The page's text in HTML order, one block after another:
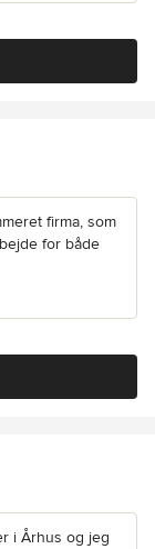
firma, som
for både
i Århus og jeg